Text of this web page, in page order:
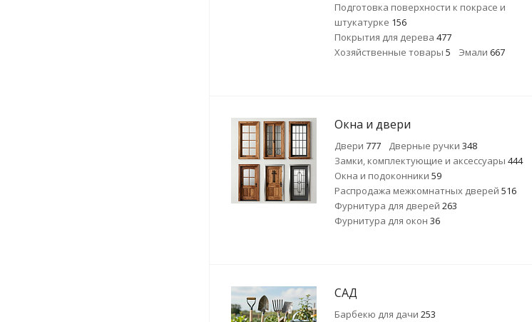
Подготовка поверхности к покрасе и
штукатурке 156
Покрытия для дерева 477
Хозяйственные товары 5 Эмали 667
Окна и двери
Двери 777 Дверные ручки 348
Замки, комплектующие и аксессуары 444
Окна и подоконники 59
Распродажа межкомнатных дверей 516
Фурнитура для дверей 263
Фурнитура для окон 36
САД
Барбекю для дачи 253